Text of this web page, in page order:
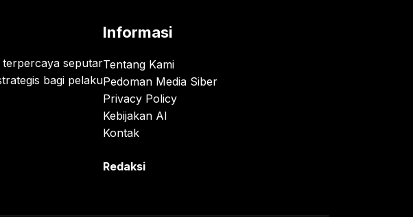
seputar
bagi pelaku
Informasi
Tentang Kami
Pedoman Media Siber
Privacy Policy
Kebijakan AI
Kontak
Redaksi